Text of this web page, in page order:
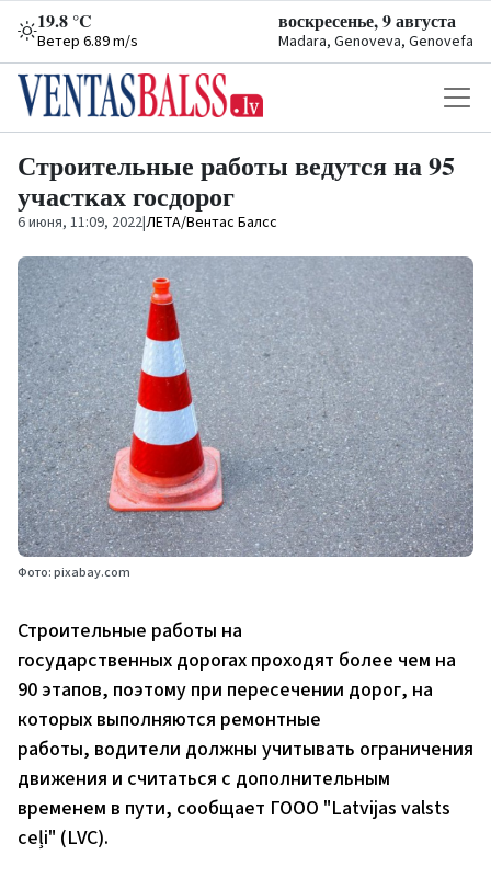
19.8 °C
Ветер 6.89 m/s
воскресенье, 9 августа
Madara, Genoveva, Genovefa
Строительные работы ведутся на 95
участках госдорог
6 июня, 11:09, 2022|ЛЕТА/Вентас Балсс
Фото: pixabay.com
Строительные работы на
государственных дорогах проходят более чем на
90 этапов, поэтому при пересечении дорог, на
которых выполняются ремонтные
работы, водители должны учитывать ограничения
движения и считаться с дополнительным
временем в пути, сообщает ГООО "Latvijas valsts
ceļi" (LVC).